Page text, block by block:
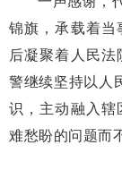
锦旗，承载着
后凝聚着人民
警继续坚持以人
识，主动融入
难愁盼的问题而